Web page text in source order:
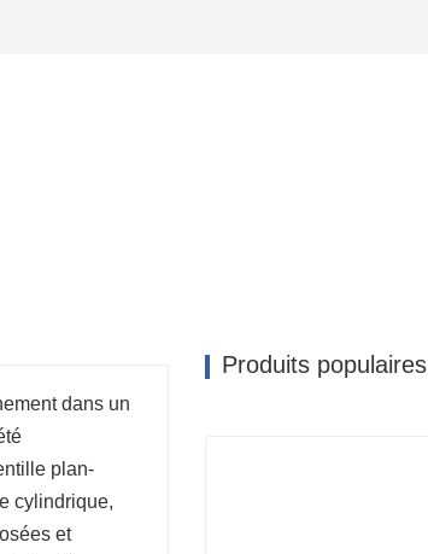
dans un
plan-
cylindrique,
et
Produits populaires